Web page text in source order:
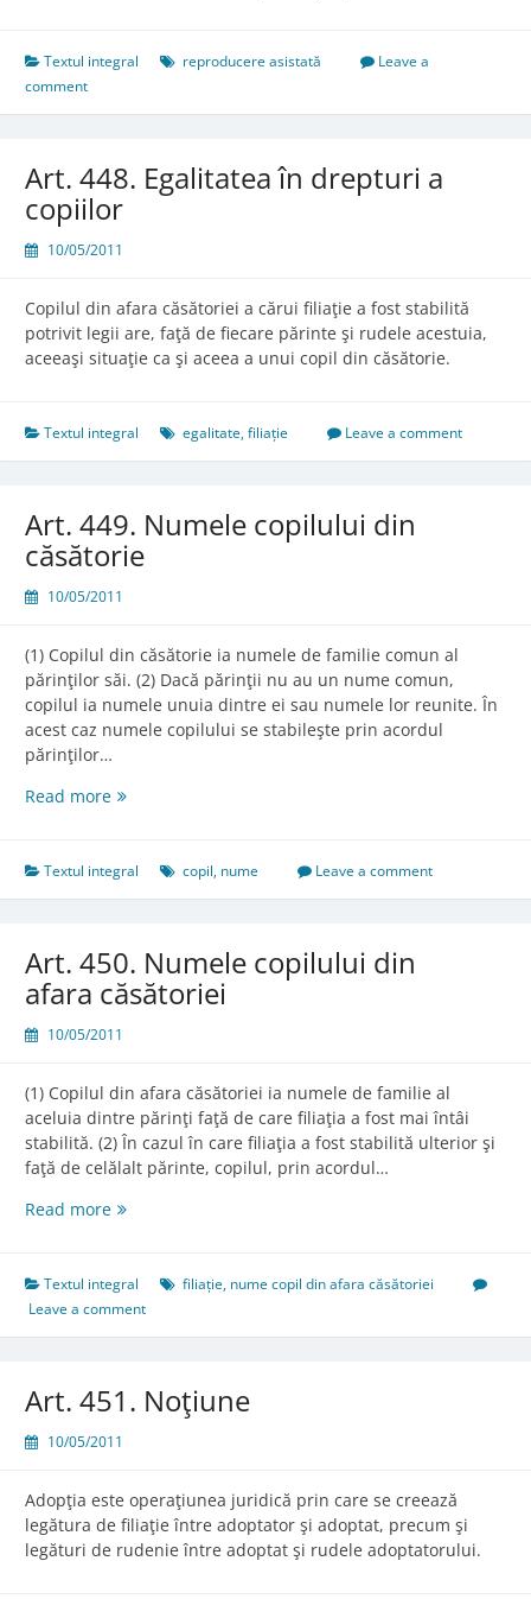
Textul integral reproducere asistată
Leave a
comment
Art. 448. Egalitatea în drepturi a
copiilor
10/05/2011
Copilul din afara căsătoriei a cărui filiaţie a fost stabilită
potrivit legii are, faţă de fiecare părinte şi rudele acestuia,
aceeaşi situaţie ca şi aceea a unui copil din căsătorie.
Textul integral egalitate,filiație Leave a comment
Art. 449. Numele copilului din
căsătorie
10/05/2011
(1) Copilul din căsătorie ia numele de familie comun al
părinţilor săi. (2) Dacă părinţii nu au un nume comun,
copilul ia numele unuia dintre ei sau numele lor reunite. În
acest caz numele copilului se stabileşte prin acordul
părinţilor…
Read moreArt.
copilului
din
Textul integral copil, nume Leave a comment
Art. 450. Numele copilului din
afara căsătoriei
10/05/2011
(1) Copilul din afara căsătoriei ia numele de familie al
aceluia dintre părinţi faţă de care filiaţia a fost mai întâi
stabilită. (2) În cazul în care filiaţia a fost stabilită ulterior şi
faţă de celălalt părinte, copilul, prin acordul…
Read moreArt.
copilului
din
afara
Textul integral filiație, nume copil din afara căsătoriei
Leave a comment
Art. 451. Noţiune
10/05/2011
Adopţia este operaţiunea juridică prin care se creează
legătura de filiaţie între adoptator şi adoptat, precum şi
legături de rudenie între adoptat şi rudele adoptatorului.